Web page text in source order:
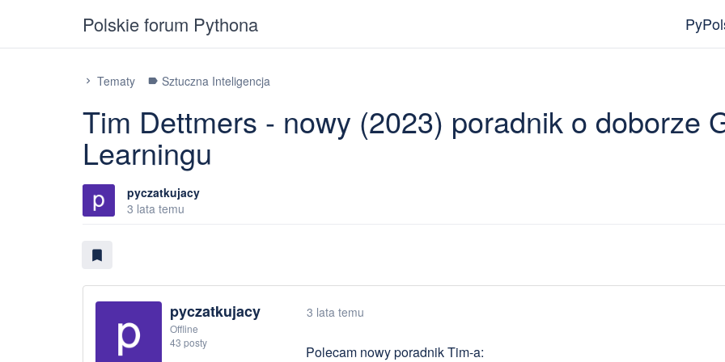
Polskie forum Pythona
chevron_right Tematy label Sztuczna Inteligencja
Tim Dettmers - nowy (2023) poradnik o doborze
Learningu
pyczatkujacy
3 lata temu
bookmark
pyczatkujacy
Offline
43 posty
3 lata temu
Polecam nowy poradnik Tim-a: